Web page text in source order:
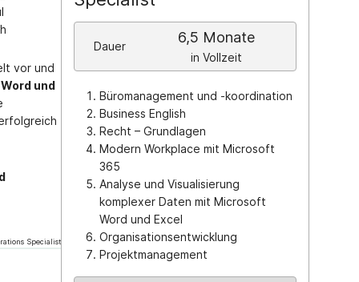
vor und
und
Specialist
Dauer
6,5 Monate
in Vollzeit
Büromanagement und -koordination
Business English
Recht – Grundlagen
Modern Workplace mit Microsoft
365
Analyse und Visualisierung
komplexer Daten mit Microsoft
Word und Excel
Organisationsentwicklung
Projektmanagement